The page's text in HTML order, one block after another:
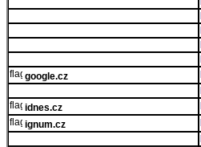
google.cz
idnes.cz
ignum.cz